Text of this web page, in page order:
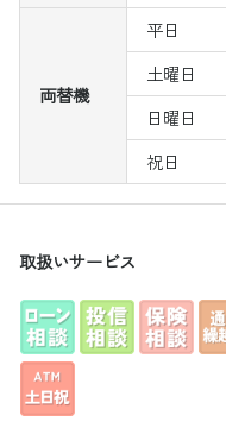
両替機
平日
土曜日
日曜日
祝日
取扱いサービス